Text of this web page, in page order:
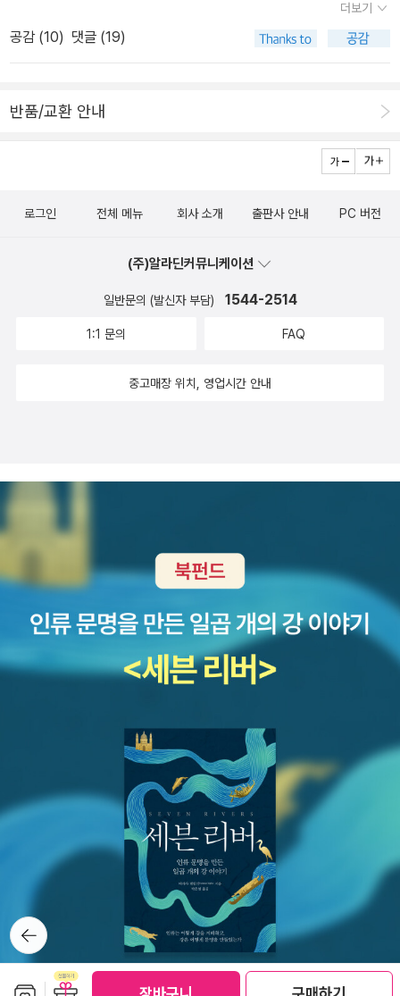
p://www.readread.or.kr/board_base/content.asp?id=1083
&page=1&code=recommend● 이 목록은 누구나 자유롭게 활용
할 수 있으며, 출처를 밝힌다면 얼마든지 변형하여 활용해도 좋습니
적으로 절대 활용할 수 없으며, 이를 어길 때에는 법적인 책임을 반드
시 묻겠습니다. ● 이 목록을 위해 홍승강, 이수정 선생님께서는 분야
별 스케치를 써주셨고, 꼼꼼한 검토는 홍승강 선생님께서 해주셨습니
께서 총괄 기획했습니다. ● 기타 책/따/세에 관한 문의는 책/따/세
바랍니다. ● 책/따/세에서 발표한 모든 추천도서 목록은 홈페이지
(www.readread.or.kr) ‘공식추천도서’ 꼭지에서 모두 찾을 수 있습
진실성, 대표성, 확장성, 복합성의 6가지 선정기준은 많은 논의 끝에
리를 괴롭힙니다. -이게 최선입니까? 6가지 기준이 시간이 흘러도 변
하자. 그 중 5가지는 너무 좋은데 5가지는 별로라면 이 책은 탈락시
전체를 다 이해하기 어렵지만 그 중 일부 청소년들에게 꼭 읽히고 싶
은 내용이 있다면 추천해도 될까?-독자들을 끌기 위한 ‘흥미 위주의
책’ 속에 추천할 만한 내용이 있다면 어떤 판단을 내려야 할까?새로
운 의문을 통한 고민 끝에 2011년 여름에는 24권의 책들을 추천합니
다. 분야별로 살펴보면 문학 분야가 10권, 인문·사회 분야가 4권, 과
많았고, 좋은 책을 만나기 어려웠다는 의견이 많았습니다. 논의 과정
에서 아깝게 탈락한 책들도 있었지만 책의 권수를 채우기 위해 목록
에 올리지는 않았습니다. 목록에 올라가지는 못했지만 위의 질문들을
던져 준 소중한 책들입니다. ◎ 2011년 여름, 책/따/세/가 청소년에
게 권하는 책 목록(분야별) ◎<문학> - 10종1. 『삼국유사 끊어진 하
늘길과 계란맨의 비밀』 , 일연 원저, 조현범 지음, 너머학교 (중1부터)
2. 『천국에서 한 걸음』 , 안나 지음, 미래인 (중2부터)3. 『파랑피』, 메
리 E. 피어슨 지음, 비룡소 (중3부터) 4. 『부끄럽지 않은 밥상』 , 서정
홍 지음, 우리교육 (중3부터) 5. 『마즐토브』 , 제이나 레이즈 지음, 다
음생각 (중3부터)6. 『독립명랑소녀』 , 김혜정 지음, 문학과지성사 (중
더보기
공감 (10) 댓글 (19)
반품/교환 안내
뒤로가
기
로그인 전체 메뉴 회사 소개 출판사 안내 PC 버전
(주)알라딘커뮤니케이션
일반문의 (발신자 부담) 1544-2514
1:1 문의 FAQ
중고매장 위치, 영업시간 안내